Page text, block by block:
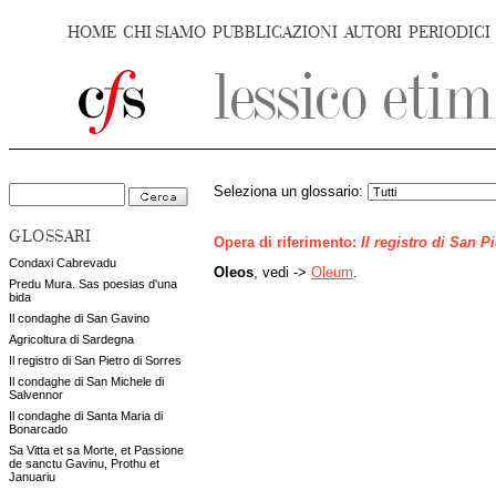
HOME CHI SIAMO PUBBLICAZIONI AUTORI PERIODICI
GLOSSARI
Condaxi Cabrevadu
Predu Mura. Sas poesias d'una
bida
Il condaghe di San Gavino
Agricoltura di Sardegna
Il registro di San Pietro di Sorres
Il condaghe di San Michele di
Salvennor
Il condaghe di Santa Maria di
Bonarcado
Sa Vitta et sa Morte, et Passione
de sanctu Gavinu, Prothu et
Januariu
Seleziona un glossario:
Opera di riferimento: Il registro di San
Oleos , vedi -> Oleum